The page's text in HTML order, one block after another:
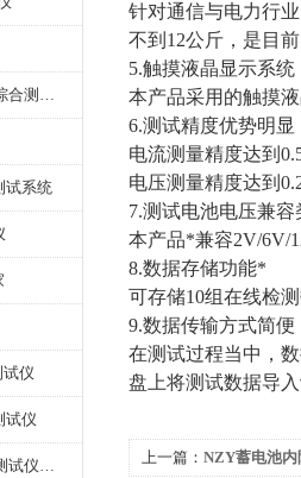
HDGC3932蓄电池单体充放电综合测试仪
试系统
试仪
试仪
HDGC3915手持式蓄电池内阻测试仪厂家
针对通信与电力行
不到 12公斤，是目
5.触摸液晶显示系统
本产品采用的触摸
6.测试精度优势明显
电流测量精度达到
电压测量精度达到
7.测试电池电压兼容
本产品*兼容2V/6V/
8.数据存储功能*
可存储10组在线检
9.数据传输方式简便
在测试过程当中，
盘上将测试数据导
上一篇： NZY蓄电池内